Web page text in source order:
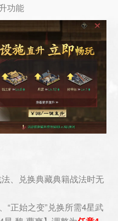
功能
兑换典藏典籍战法时无
正始之变”兑换所需4星武